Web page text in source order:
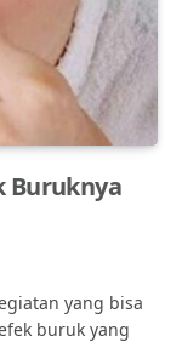
Buruknya
yang bisa
buruk yang